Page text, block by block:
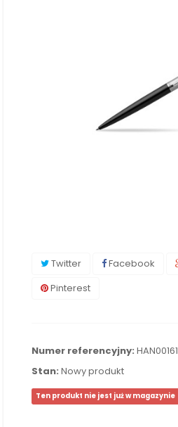
Twitter Facebook
Pinterest
Numer referencyjny: HAN00161
Stan: Nowy produkt
Ten produkt nie jest już w magazynie